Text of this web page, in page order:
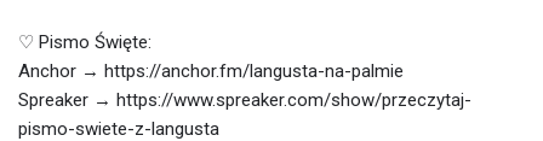
♡ Pismo Święte:
Anchor → https://anchor.fm/langusta-na-palmie
Spreaker → https://www.spreaker.com/show/przeczytaj-
pismo-swiete-z-langusta